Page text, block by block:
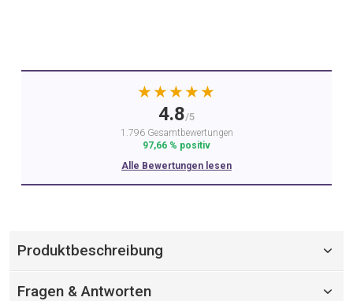
★★★★★
4.8/5
1.796 Gesamtbewertungen
97,66 % positiv
Alle Bewertungen lesen
Produktbeschreibung
Fragen & Antworten